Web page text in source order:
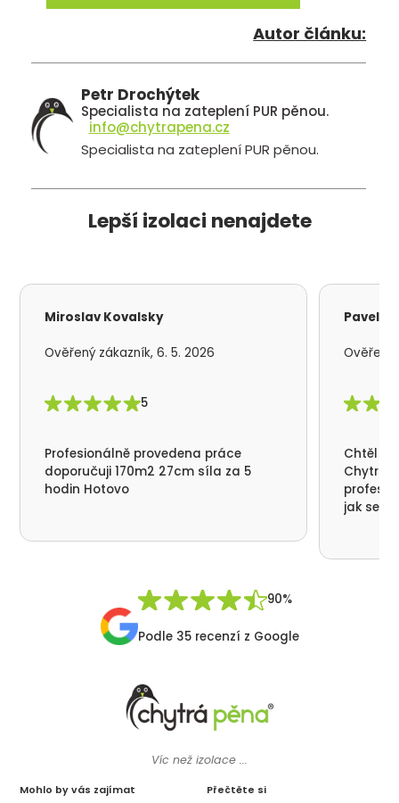
Autor článku:
Petr Drochýtek
Specialista na zateplení PUR pěnou.
info@chytrapena.cz
Specialista na zateplení PUR pěnou.
Lepší izolaci nenajdete
Miroslav Kovalsky
Ověřený zákazník, 6. 5. 2026
5
Profesionálně provedena práce
doporučuji 170m2 27cm síla za 5
hodin Hotovo
Pavel
Ověřený
Chtěl
Chytrá
jak se
90%
Podle 35 recenzí z Google
Víc než izolace ...
Mohlo by vás zajímat Přečtěte si